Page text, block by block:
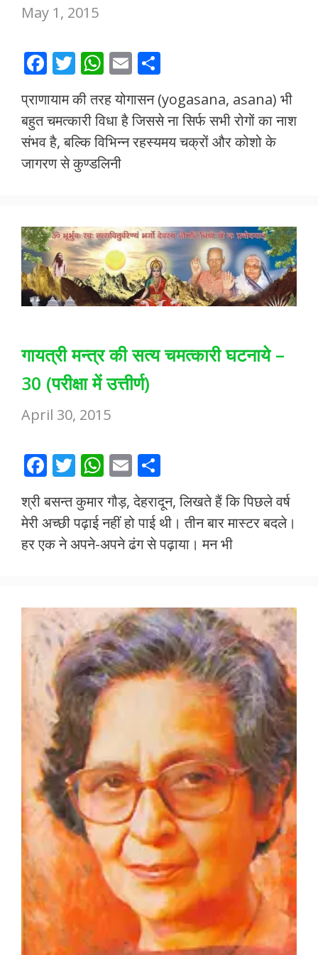
May 1, 2015
F
e
b
o
o
T
w
itt
er
W
at
s
A
p
E
ai
l
ar
e
प्राणायाम की तरह योगासन (yogasana, asana) भी
बहुत चमत्कारी विधा है जिससे ना सिर्फ सभी रोगों का नाश
संभव है, बल्कि विभिन्न रहस्यमय चक्रों और कोशो के
जागरण से कुण्डलिनी
गायत्री मन्त्र की सत्य चमत्कारी घटनाये –
30 (परीक्षा में उत्तीर्ण)
April 30, 2015
F
e
b
o
k
T
itt
er
W
h
at
s
A
p
E
m
ai
l
ar
e
श्री बसन्त कुमार गौड़, देहरादून, लिखते हैं कि पिछले वर्ष
मेरी अच्छी पढ़ाई नहीं हो पाई थी। तीन बार मास्टर बदले।
हर एक ने अपने-अपने ढंग से पढ़ाया। मन भी